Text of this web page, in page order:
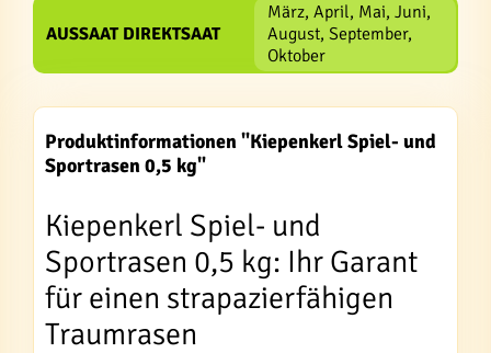
AUSSAAT DIREKTSAAT
März, April, Mai, Juni,
August, September,
Oktober
Produktinformationen "Kiepenkerl Spiel- und
Sportrasen 0,5 kg"
Kiepenkerl Spiel- und
Sportrasen 0,5 kg: Ihr Garant
für einen strapazierfähigen
Traumrasen